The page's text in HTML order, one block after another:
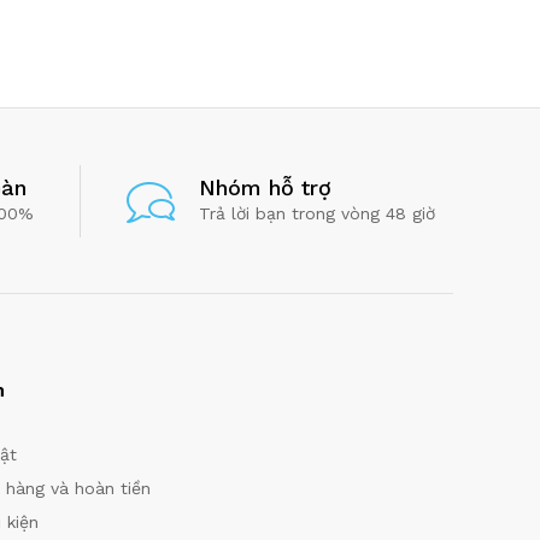
Nhóm hỗ trợ
Trả lời bạn trong vòng 48 giờ
và hoàn tiền
kiện